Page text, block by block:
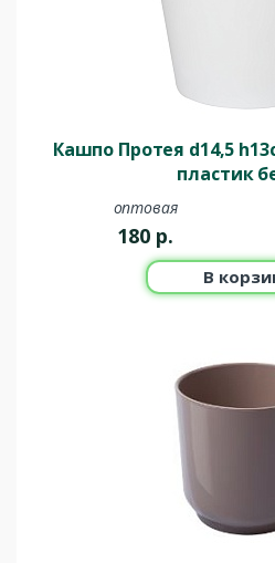
Кашпо Протея d14,5
пластик
оптовая
180 р.
В